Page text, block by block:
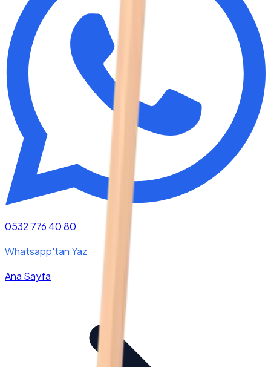
0532 776 40 80
Whatsapp'tan Yaz
Ana Sayfa